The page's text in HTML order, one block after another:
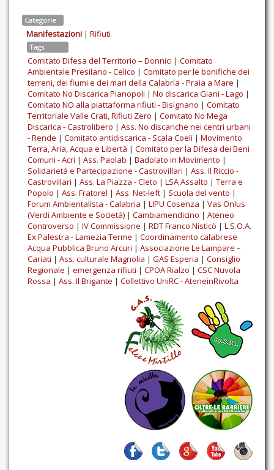
Categorie
Manifestazioni | Rifiuti
Tags
Comitato Difesa del Territorio – Donnici | Comitato
Ambientale Presilano - Celico | Comitato per le bonifiche dei
terreni, dei fiumi e dei mari della Calabria - Praia a Mare |
Comitato No Discarica Pianopoli | No discarica Giani - Lago |
Comitato NO alla piattaforma rifiuti - Bisignano | Comitato
Territoriale Valle Crati, Rifiuti Zero | Comitato No Mega
Discarica - Castrolibero | Ass. No discariche nei centri urbani
- Rende | Comitato antidiscarica - Scala Coeli | Movimento
Terra, Aria, Acqua e Libertà | Comitato per la Difesa dei Beni
Comuni - Acri | Ass. Paolab | Badolato in Movimento |
Solidarietà e Partecipazione - Castrovillari | Ass. Il Riccio -
Castrovillari | Ass. La Piazza - Cleto | LSA Assalto | Terra e
Popolo | Ass. Fratorel | Ass. Net-left | Scuola del vento |
Forum Ambientalista - Calabria | LIPU Cosenza | Vas Onlus
(Verdi Ambiente e Società) | Cambiamendicino | Ateneo
Controverso | IV Commissione | RDT Franco Nisticò | L.S.O.A.
Ex Palestra - Lamezia Terme | Coordinamento calabrese
Acqua Pubblica Bruno Arcuri | Associazione Le Lampare –
Cariati | Ass. culturale Magnolia | GAS Esperia | Consiglio
Regionale | emergenza rifiuti | CPOA Rialzo | CSC Nuvola
Rossa | Ass. Il Brigante | Collettivo UniRC - AteneinRivolta